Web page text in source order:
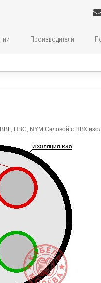
Производители
ПВС, NYM Силовой с ПВХ